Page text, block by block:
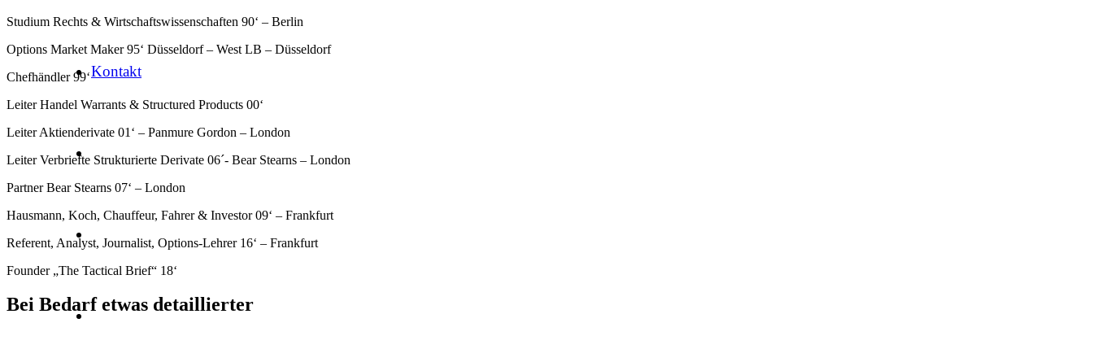
Kontakt
Studium Rechts & Wirtschaftswissenschaften 90‘ – Berlin
Options Market Maker 95‘ Düsseldorf – West LB – Düsseldorf
Chefhändler 99‘
Leiter Handel Warrants & Structured Products 00‘
Leiter Aktienderivate 01‘ – Panmure Gordon – London
Leiter Verbriefte Strukturierte Derivate 06´- Bear Stearns – London
Partner Bear Stearns 07‘ – London
Hausmann, Koch, Chauffeur, Fahrer & Investor 09‘ – Frankfurt
Referent, Analyst, Journalist, Options-Lehrer 16‘ – Frankfurt
Founder „The Tactical Brief“ 18‘
Bei Bedarf etwas detaillierter